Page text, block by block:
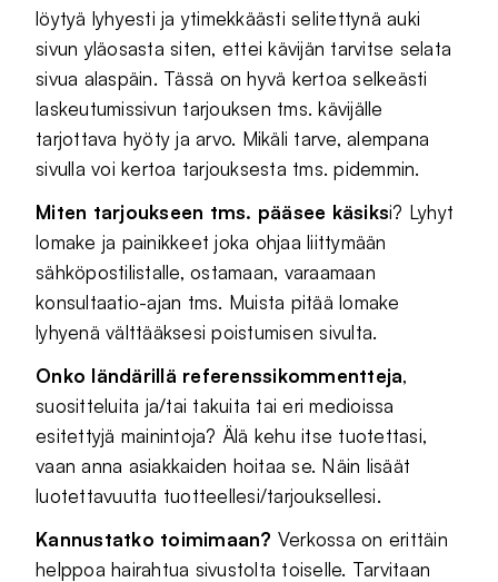
löytyä lyhyesti ja ytimekkäästi selitettynä auki
sivun yläosasta siten, ettei kävijän tarvitse selata
sivua alaspäin. Tässä on hyvä kertoa selkeästi
laskeutumissivun tarjouksen tms. kävijälle
tarjottava hyöty ja arvo. Mikäli tarve, alempana
sivulla voi kertoa tarjouksesta tms. pidemmin.
Miten tarjoukseen tms. pääsee käsiksi? Lyhyt
lomake ja painikkeet joka ohjaa liittymään
sähköpostilistalle, ostamaan, varaamaan
konsultaatio-ajan tms. Muista pitää lomake
lyhyenä välttääksesi poistumisen sivulta.
Onko ländärillä referenssikommentteja,
suositteluita ja/tai takuita tai eri medioissa
esitettyjä mainintoja? Älä kehu itse tuotettasi,
vaan anna asiakkaiden hoitaa se. Näin lisäät
luotettavuutta tuotteellesi/tarjouksellesi.
Kannustatko toimimaan? Verkossa on erittäin
helppoa hairahtua sivustolta toiselle. Tarvitaan